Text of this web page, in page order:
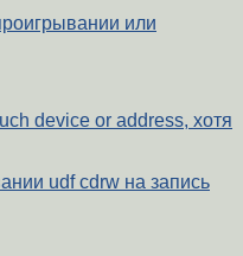
или
device or address, хотя
udf cdrw на запись